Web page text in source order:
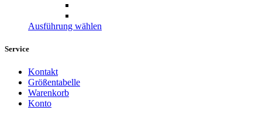
Ausführung wählen
Service
Kontakt
Größentabelle
Warenkorb
Konto